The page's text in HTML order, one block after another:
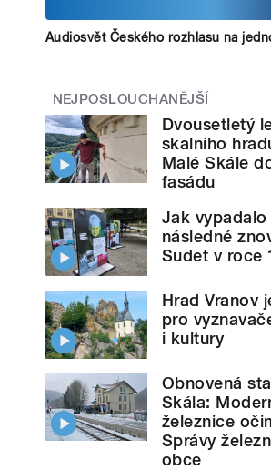
Audiosvět Českého rozhlasu na
NEJPOSLOUCHANĚJŠÍ
Dvousetletý
skalního
Malé Skále
fasádu
Jak vypadalo
následné
Sudet v roce
Hrad Vranov
pro
i kultury
Obnovená
Skála:
železnice
Správy
obce